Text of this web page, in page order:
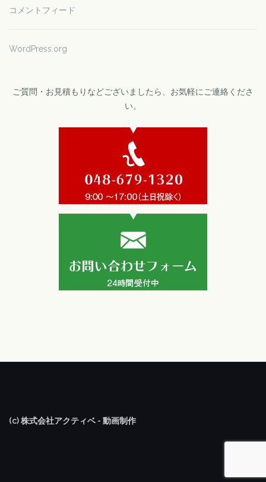
コメントフィード
WordPress.org
ご質問・お見積もりなどございましたら、お気軽にご連絡くださ
い。
(c) 株式会社アクティベ - 動画制作